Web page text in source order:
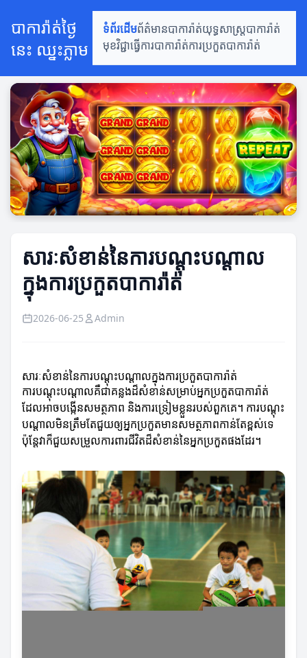
បាការ៉ាត់ថ្ងៃ
នេះ ឈ្នះភ្លាម
ទំព័រដើមព័ត៌មានបាការ៉ាត់យុទ្ធសាស្ត្របាការ៉ាត់
មុខវិជ្ជាធ្វើការបាការ៉ាត់ការប្រកួតបាការ៉ាត់
សារៈសំខាន់នៃការបណ្ដុះបណ្ដាល
ក្នុងការប្រកួតបាការ៉ាត់
2026-06-25 Admin
សារៈសំខាន់នៃការបណ្ដុះបណ្ដាលក្នុងការប្រកួតបាការ៉ាត់
ការបណ្ដុះបណ្ដាលគឺជាគន្លងដ៏សំខាន់សម្រាប់អ្នកប្រកួតបាការ៉ាត់
ដែលអាចបង្កើនសមត្ថភាព និងការទ្រៀមខ្លួនរបស់ពួកគេ។ ការបណ្ដុះ
បណ្ដាលមិនត្រឹមតែជួយឲ្យអ្នកប្រកួតមានសមត្ថភាពកាន់តែខ្ពស់ទេ
ប៉ុន្តែវាក៏ជួយសម្រួលការពារជីវិតដ៏សំខាន់នៃអ្នកប្រកួតផងដែរ។